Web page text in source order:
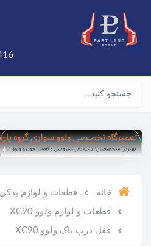
خانه قطعات و لوازم یدکی
قطعات و لوازم ولوو XC90
قفل درب باک ولوو XC90